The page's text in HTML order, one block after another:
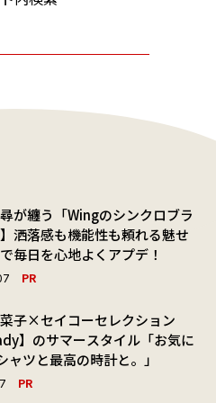
尋が纏う「Wingのシンクロブラ
洒落感も機能性も頼れる魅せ
毎日を心地よくアプデ！
PR
菜子×セイコーセレクション
】のサマースタイル「お気に
ャツと最高の時計と。」
PR